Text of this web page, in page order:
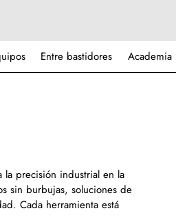
Entre bastidores Academia
la precisión industrial en la
sin burbujas, soluciones de
Cada herramienta está